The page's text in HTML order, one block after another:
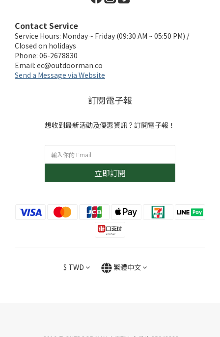
Contact Service
Service Hours: Monday ~ Friday (09:30 AM ~ 05:50 PM) /
Closed on holidays
Phone: 06-2678830
Email: ec@outdoorman.co
Send a Message via Website
訂閱電子報
想收到最新活動及優惠資訊？訂閱電子報！
立即訂閱
$ TWD 繁體中文